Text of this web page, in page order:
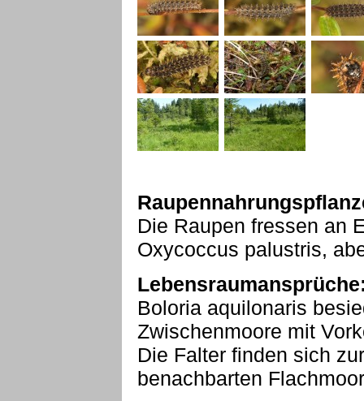
Die Raupen fressen an
Oxycoccus palustris,
Boloria aquilonaris
Zwischenmoore mit
Die Falter finden sich
benachbarten